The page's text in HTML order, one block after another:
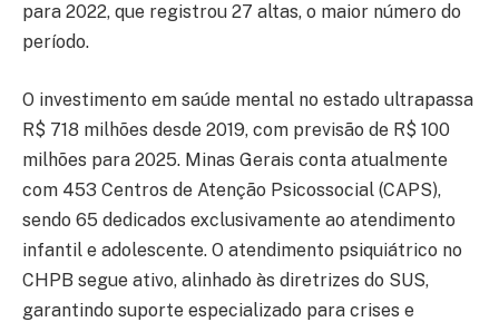
para 2022, que registrou 27 altas, o maior número do
período.
O investimento em saúde mental no estado ultrapassa
R$ 718 milhões desde 2019, com previsão de R$ 100
milhões para 2025. Minas Gerais conta atualmente
com 453 Centros de Atenção Psicossocial (CAPS),
sendo 65 dedicados exclusivamente ao atendimento
infantil e adolescente. O atendimento psiquiátrico no
CHPB segue ativo, alinhado às diretrizes do SUS,
garantindo suporte especializado para crises e